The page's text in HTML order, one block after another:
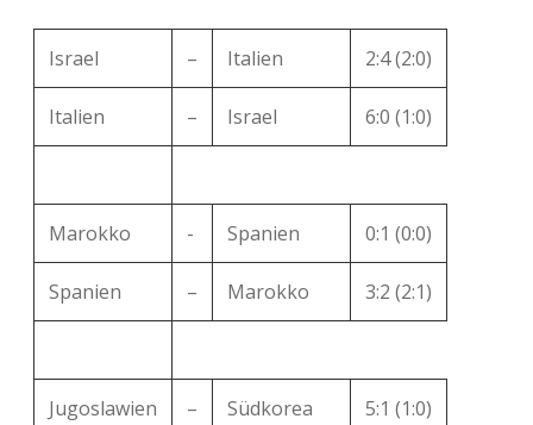
Israel – Italien 2:4 (2:0)
Italien – Israel 6:0 (1:0)
Marokko - Spanien 0:1 (0:0)
Spanien – Marokko 3:2 (2:1)
Jugoslawien – Südkorea 5:1 (1:0)